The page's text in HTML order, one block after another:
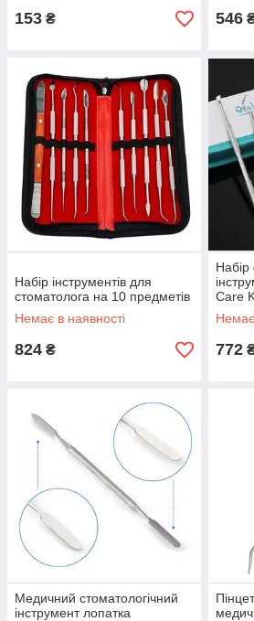
153 ₴ 546
Набір інструментів для
стоматолога на 10 предметів
Немає в наявності
824 ₴
Набір
Care
Немає
772
Медичний стоматологічний
інструмент лопатка